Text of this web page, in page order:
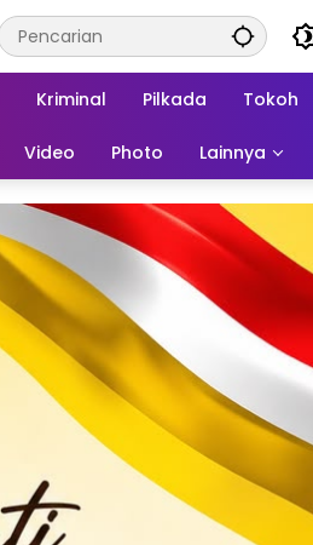
Kriminal Pilkada Tokoh
Video Photo Lainnya